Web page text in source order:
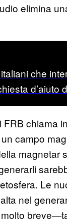
elimina
che
d’aiuto
chiama
campo
magnetar
Le
nel